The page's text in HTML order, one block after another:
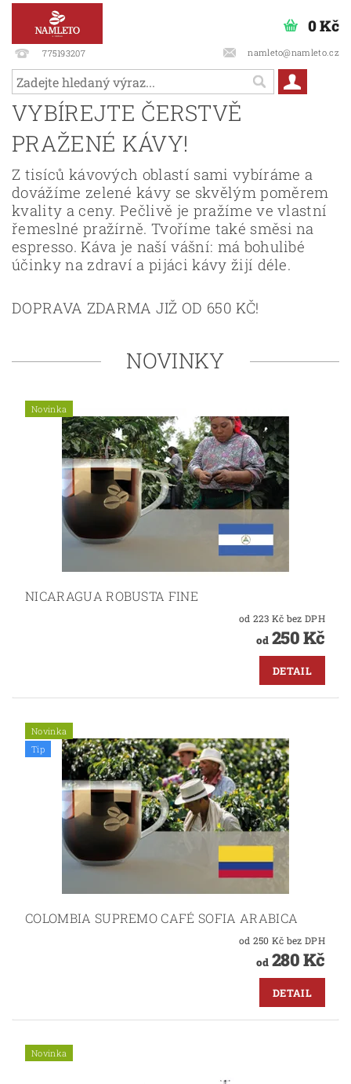
775193207 namleto@namleto.cz
0 Kč
VYBÍREJTE ČERSTVĚ
PRAŽENÉ KÁVY!
Z tisíců kávových oblastí sami vybíráme a
dovážíme zelené kávy se skvělým poměrem
kvality a ceny. Pečlivě je pražíme ve vlastní
řemeslné pražírně. Tvoříme také směsi na
espresso. Káva je naší vášní: má bohulibé
účinky na zdraví a pijáci kávy žijí déle.
DOPRAVA ZDARMA JIŽ OD 650 KČ!
NOVINKY
Novinka
NICARAGUA ROBUSTA FINE
od 223 Kč bez DPH
od250 Kč
DETAIL
Novinka
Tip
COLOMBIA SUPREMO CAFÉ SOFIA ARABICA
od 250 Kč bez DPH
od280 Kč
DETAIL
Novinka